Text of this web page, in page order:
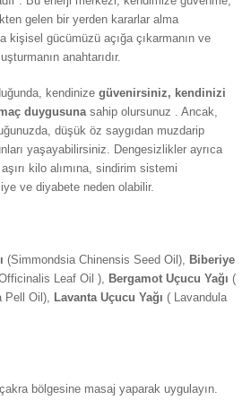
gelen bir yerden kararlar alma
kişisel gücümüzü açığa çıkarmanın ve
anahtarıdır.
kendinize güvenirsiniz, kendinizi
duygusunasahip olursunuz . Ancak,
düşük öz saygıdan muzdarip
yaşayabilirsiniz. Dengesizlikler ayrıca
kilo alımına, sindirim sistemi
ve diyabete neden olabilir.
(Simmondsia Chinensis Seed Oil), Biberiye
Leaf Oil ), Bergamot Uçucu Yağı (
Pell Oil), Lavanta Uçucu Yağı ( Lavandula
bölgesine masaj yaparak uygulayın.